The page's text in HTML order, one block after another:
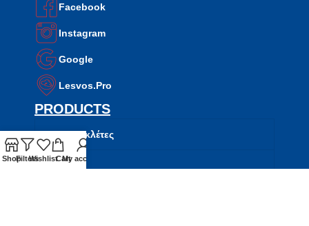
Facebook
Instagram
Google
Lesvos.Pro
PRODUCTS
Μοτοσυκλέτες
Σκούτερ
ShopFiltersWishlistCartMy account